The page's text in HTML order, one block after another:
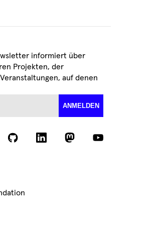
informiert über
Projekten, der
auf denen
ANMELDEN